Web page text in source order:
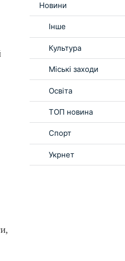
Новини
Інше
Культура
Міські заходи
Освіта
ТОП новина
Спорт
Укрнет